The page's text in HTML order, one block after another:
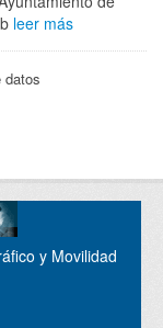
leer más
datos
y Movilidad